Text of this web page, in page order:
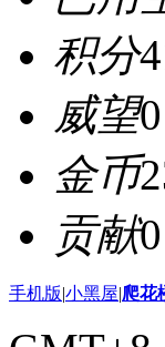
积分
威望0
金币
贡献0
手机版|小黑屋|爬花